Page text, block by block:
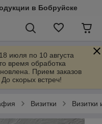
в Бобруйске
июля по 10 августа
время обработка
Прием заказов
скорых встреч!
Визитки